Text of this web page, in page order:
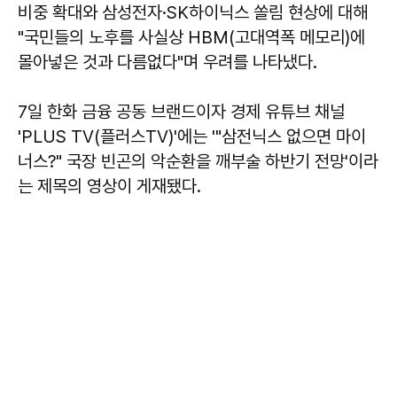
비중 확대와 삼성전자·SK하이닉스 쏠림 현상에 대해
"국민들의 노후를 사실상 HBM(고대역폭 메모리)에
몰아넣은 것과 다름없다"며 우려를 나타냈다.
7일 한화 금융 공동 브랜드이자 경제 유튜브 채널
'PLUS TV(플러스TV)'에는 '"삼전닉스 없으면 마이
너스?" 국장 빈곤의 악순환을 깨부술 하반기 전망'이라
는 제목의 영상이 게재됐다.